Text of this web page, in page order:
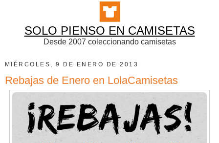
SOLO PIENSO EN CAMISETAS
Desde 2007 coleccionando camisetas
MIÉRCOLES, 9 DE ENERO DE 2013
Rebajas de Enero en LolaCamisetas